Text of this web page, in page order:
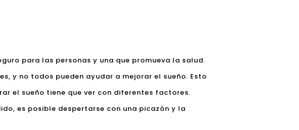
para las personas y una que promueva la salud.
y no todos pueden ayudar a mejorar el sueño. Esto
el sueño tiene que ver con diferentes factores.
es posible despertarse con una picazón y la